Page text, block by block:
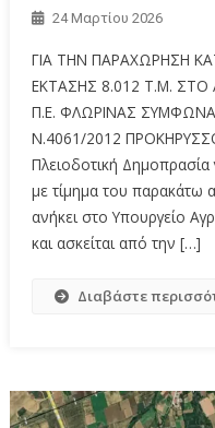
24 Μαρτίου 2026
ΓΙΑ ΤΗΝ ΠΑΡΑΧΩΡΗΣΗ
ΕΚΤΑΣΗΣ 8.012 Τ.Μ.
Π.Ε. ΦΛΩΡΙΝΑΣ ΣΥΜΦΩΝΑ
Ν.4061/2012
Πλειοδοτική
με τίμημα του παρακάτω
ανήκει στο Υπουργείο
και ασκείται από την […]
Διαβάστε